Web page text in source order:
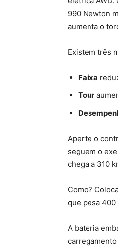
990 Newton
aumenta o
Existem três
Faixa
Tour
Aperte o
seguem o
chega a 310
Como?
que pesa 400
A bateria